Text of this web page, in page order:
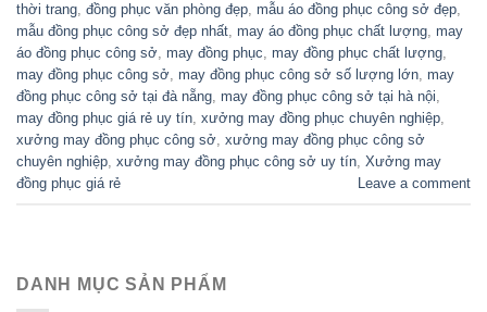
thời trang, đồng phục văn phòng đẹp, mẫu áo đồng phục công sở đẹp,
mẫu đồng phục công sở đẹp nhất, may áo đồng phục chất lượng, may
áo đồng phục công sở, may đồng phục, may đồng phục chất lượng,
may đồng phục công sở, may đồng phục công sở số lượng lớn, may
đồng phục công sở tại đà nẵng, may đồng phục công sở tại hà nội,
may đồng phục giá rẻ uy tín, xưởng may đồng phục chuyên nghiệp,
xưởng may đồng phục công sở, xưởng may đồng phục công sở
chuyên nghiệp, xưởng may đồng phục công sở uy tín, Xưởng may
đồng phục giá rẻ
Leave a comment
DANH MỤC SẢN PHẨM